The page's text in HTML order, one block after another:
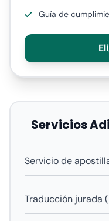
Guía de
Servicios
Servicio de
Traducción jurada